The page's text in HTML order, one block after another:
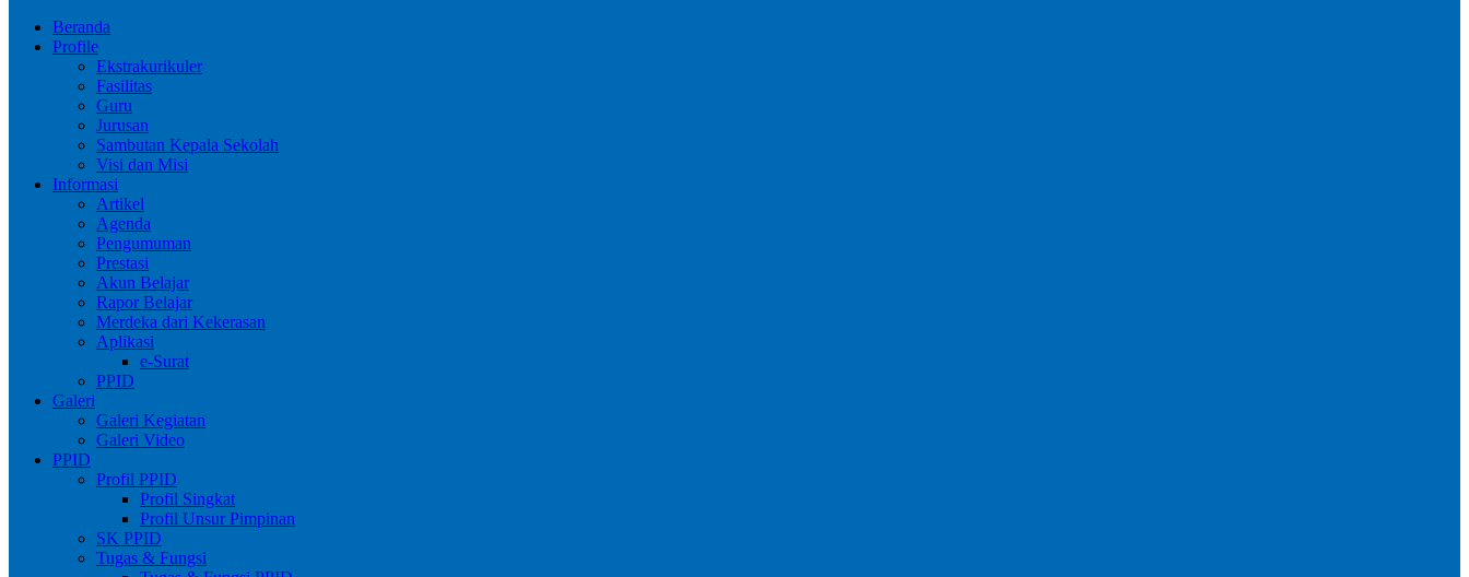
Beranda
Profile
Ekstrakurikuler
Fasilitas
Guru
Jurusan
Sambutan Kepala Sekolah
Visi dan Misi
Informasi
Artikel
Agenda
Pengumuman
Prestasi
Akun Belajar
Rapor Belajar
Merdeka dari Kekerasan
Aplikasi
e-Surat
PPID
Galeri
Galeri Kegiatan
Galeri Video
PPID
Profil PPID
Profil Singkat
Profil Unsur Pimpinan
SK PPID
Tugas & Fungsi